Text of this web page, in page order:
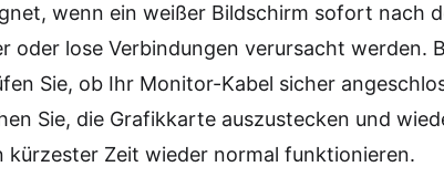
wenn ein weißer Bildschirm sofort nach
oder lose Verbindungen verursacht werden.
Sie, ob Ihr Monitor-Kabel sicher
Sie, die Grafikkarte auszustecken und
kürzester Zeit wieder normal funktionieren.